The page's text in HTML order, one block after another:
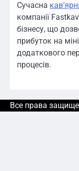
Сучасна
компанії
бізнесу, що
прибуток на
додаткового
процесів.
Все права